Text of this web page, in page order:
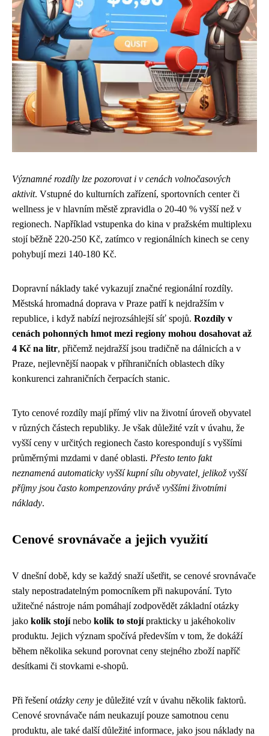
Významné rozdíly lze pozorovat i v cenách volnočasových
aktivit. Vstupné do kulturních zařízení, sportovních center či
wellness je v hlavním městě zpravidla o 20-40 % vyšší než v
regionech. Například vstupenka do kina v pražském multiplexu
stojí běžně 220-250 Kč, zatímco v regionálních kinech se ceny
pohybují mezi 140-180 Kč.
Dopravní náklady také vykazují značné regionální rozdíly.
Městská hromadná doprava v Praze patří k nejdražším v
republice, i když nabízí nejrozsáhlejší síť spojů. Rozdíly v
cenách pohonných hmot mezi regiony mohou dosahovat až
4 Kč na litr, přičemž nejdražší jsou tradičně na dálnicích a v
Praze, nejlevnější naopak v příhraničních oblastech díky
konkurenci zahraničních čerpacích stanic.
Tyto cenové rozdíly mají přímý vliv na životní úroveň obyvatel
v různých částech republiky. Je však důležité vzít v úvahu, že
vyšší ceny v určitých regionech často korespondují s vyššími
průměrnými mzdami v dané oblasti. Přesto tento fakt
neznamená automaticky vyšší kupní sílu obyvatel, jelikož vyšší
příjmy jsou často kompenzovány právě vyššími životními
náklady.
Cenové srovnávače a jejich využití
V dnešní době, kdy se každý snaží ušetřit, se cenové srovnávače
staly nepostradatelným pomocníkem při nakupování. Tyto
užitečné nástroje nám pomáhají zodpovědět základní otázky
jako kolik stojínebo kolik to stojíprakticky u jakéhokoliv
produktu. Jejich význam spočívá především v tom, že dokáží
během několika sekund porovnat ceny stejného zboží napříč
desítkami či stovkami e-shopů.
Při řešeníotázky ceny je důležité vzít v úvahu několik faktorů.
Cenové srovnávače nám neukazují pouze samotnou cenu
produktu, ale také další důležité informace, jako jsou náklady na